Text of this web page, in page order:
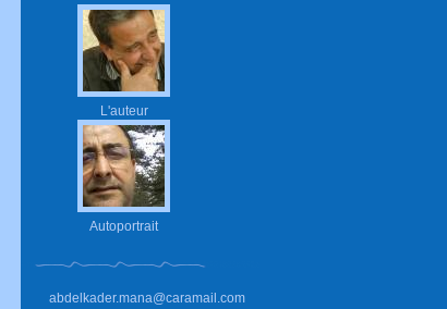
L'auteur
Autoportrait
abdelkader.mana@caramail.com